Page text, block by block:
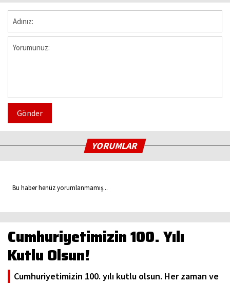
Gönder
YORUMLAR
Bu haber henüz yorumlanmamış...
Cumhuriyetimizin 100. Yılı
Kutlu Olsun!
Cumhuriyetimizin 100. yılı kutlu olsun. Her zaman ve